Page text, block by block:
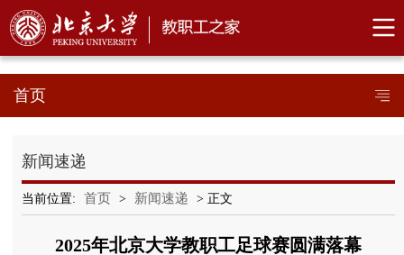
首页
新闻速递
当前位置: 首页 > 新闻速递 > 正文
2025年北京大学教职工足球赛圆满落幕